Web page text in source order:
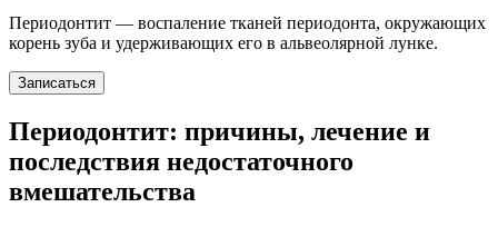
Периодонтит — воспаление тканей периодонта, окружающих
корень зуба и удерживающих его в альвеолярной лунке.
Записаться
Периодонтит: причины, лечение и
последствия недостаточного
вмешательства